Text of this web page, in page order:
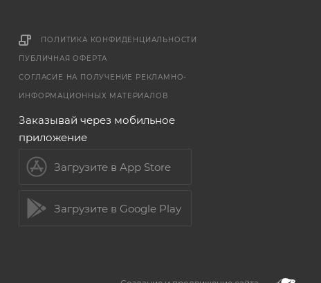
ПОЛИТИКА КОНФИДЕНЦИАЛЬНОСТИ
ПУБЛИЧНАЯ ОФЕРТА
СОГЛАСИЕ НА ПОЛУЧЕНИЕ РЕКЛАМНО-
ИНФОРМАЦИОННЫХ МАТЕРИАЛОВ
Заказывай через мобильное
приложение
Загрузите в App Store
Загрузите в Google Play